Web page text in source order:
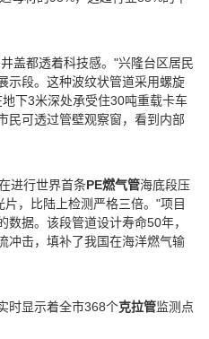
盖都透着科技感。"兴隆台区居民
示段。这种波纹状管道采用螺旋
下3米深处承受住30吨重载卡车
民可透过管壁观察窗，看到内部
进行世界首条‌PE燃气管‌海底段压
，比陆上检测严格三倍。"项目
据。该段管道设计寿命50年，
冲击，填补了我国在海洋燃气输
时显示着全市368个‌克拉管‌监测点